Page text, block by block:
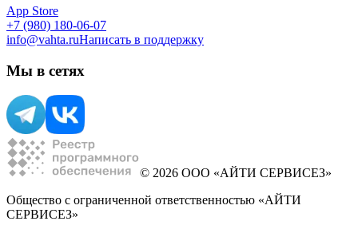
App Store
+7 (980) 180-06-07
info@vahta.ruНаписать в поддержку
Мы в сетях
© 2026 ООО «АЙТИ СЕРВИСЕЗ»
Общество с ограниченной ответственностью «АЙТИ
СЕРВИСЕЗ»